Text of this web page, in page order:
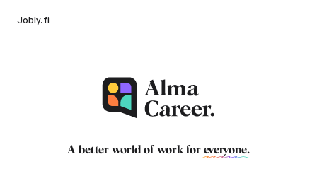
Jobly.fi
A better world of work for everyone.